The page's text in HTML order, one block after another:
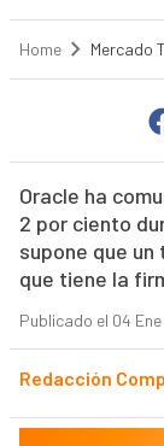
Home Mercado
Oracle ha
2 por ciento
supone que
que tiene la
Publicado el 04
Redacción